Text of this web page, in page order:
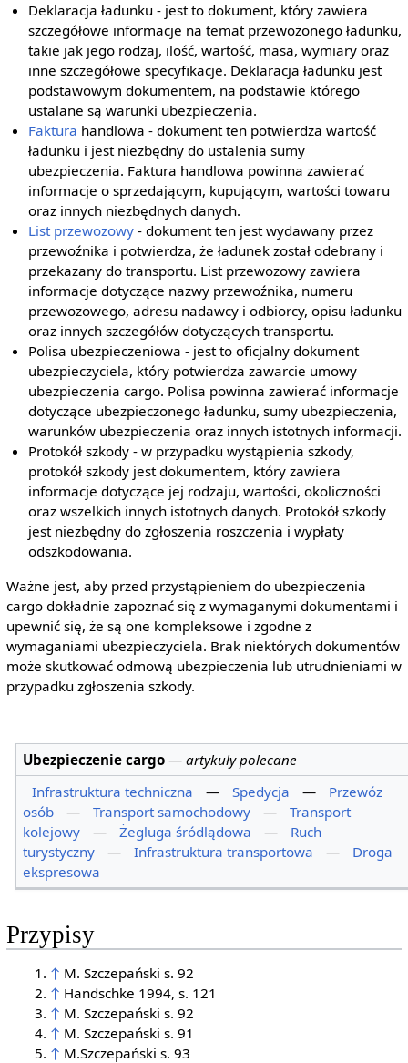
Deklaracja ładunku - jest to dokument, który zawiera
szczegółowe informacje na temat przewożonego ładunku,
takie jak jego rodzaj, ilość, wartość, masa, wymiary oraz
inne szczegółowe specyfikacje. Deklaracja ładunku jest
podstawowym dokumentem, na podstawie którego
ustalane są warunki ubezpieczenia.
Faktura handlowa - dokument ten potwierdza wartość
ładunku i jest niezbędny do ustalenia sumy
ubezpieczenia. Faktura handlowa powinna zawierać
informacje o sprzedającym, kupującym, wartości towaru
oraz innych niezbędnych danych.
List przewozowy - dokument ten jest wydawany przez
przewoźnika i potwierdza, że ładunek został odebrany i
przekazany do transportu. List przewozowy zawiera
informacje dotyczące nazwy przewoźnika, numeru
przewozowego, adresu nadawcy i odbiorcy, opisu ładunku
oraz innych szczegółów dotyczących transportu.
Polisa ubezpieczeniowa - jest to oficjalny dokument
ubezpieczyciela, który potwierdza zawarcie umowy
ubezpieczenia cargo. Polisa powinna zawierać informacje
dotyczące ubezpieczonego ładunku, sumy ubezpieczenia,
warunków ubezpieczenia oraz innych istotnych informacji.
Protokół szkody - w przypadku wystąpienia szkody,
protokół szkody jest dokumentem, który zawiera
informacje dotyczące jej rodzaju, wartości, okoliczności
oraz wszelkich innych istotnych danych. Protokół szkody
jest niezbędny do zgłoszenia roszczenia i wypłaty
odszkodowania.
Ważne jest, aby przed przystąpieniem do ubezpieczenia
cargo dokładnie zapoznać się z wymaganymi dokumentami i
upewnić się, że są one kompleksowe i zgodne z
wymaganiami ubezpieczyciela. Brak niektórych dokumentów
może skutkować odmową ubezpieczenia lub utrudnieniami w
przypadku zgłoszenia szkody.
Ubezpieczenie cargo —artykuły polecane
Infrastruktura techniczna
— Spedycja —
Przewóz
osób
— Transport samochodowy —
Transport
kolejowy
— Żegluga śródlądowa —
Ruch
turystyczny
— Infrastruktura transportowa —
Droga
ekspresowa
Przypisy
↑ M. Szczepański s. 92
↑ Handschke 1994, s. 121
↑ M. Szczepański s. 92
↑ M. Szczepański s. 91
↑ M.Szczepański s. 93